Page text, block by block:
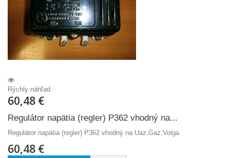
Rýchly náhľad
60,48 €
Regulátor napätia (regler) P362 vhodný na...
Regulátor napätia (regler) P362 vhodný na Uaz,Gaz,Volga
60,48 €